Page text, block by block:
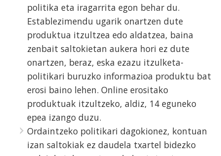
politika eta iragarrita egon behar du.
Establezimendu ugarik onartzen dute
produktua itzultzea edo aldatzea, baina
zenbait saltokietan aukera hori ez dute
onartzen, beraz, eska ezazu itzulketa-
politikari buruzko informazioa produktu bat
erosi baino lehen. Online erositako
produktuak itzultzeko, aldiz, 14 eguneko
epea izango duzu.
Ordaintzeko politikari dagokionez, kontuan
izan saltokiak ez daudela txartel bidezko